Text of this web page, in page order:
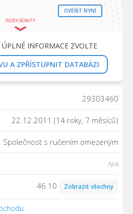
OVĚŘIT NYNÍ
INDEX BONITY
INFORMACE ZVOLTE
A ZPŘÍSTUPNIT DATABÁZI
29303460
22.12.2011 (14 roky, 7 měsíců)
Společnost s ručením omezeným
N/A
46.10 Zobrazit všechny